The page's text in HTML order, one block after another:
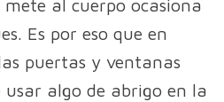
al cuerpo ocasiona
Es por eso que en
puertas y ventanas
usar algo de abrigo en la